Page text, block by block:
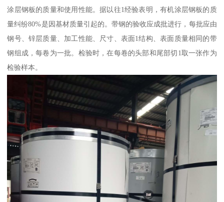
涂层钢板的质量和使用性能。据以往1经验表明，有机涂层钢板的质
量纠纷80%是因基材质量引起的。带钢的验收应成批进行，每批应由
钢号、锌层质量、加工性能、尺寸、表面1结构、表面质量相同的带
钢组成，每卷为一批。检验时，在每卷的头部和尾部切1取一张作为
检验样本。